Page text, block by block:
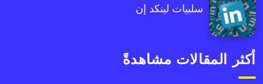
سلبيات لينكد إن
أكثر المقالات مشاهدةً